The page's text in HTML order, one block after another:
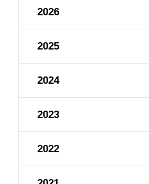
2026
2025
2024
2023
2022